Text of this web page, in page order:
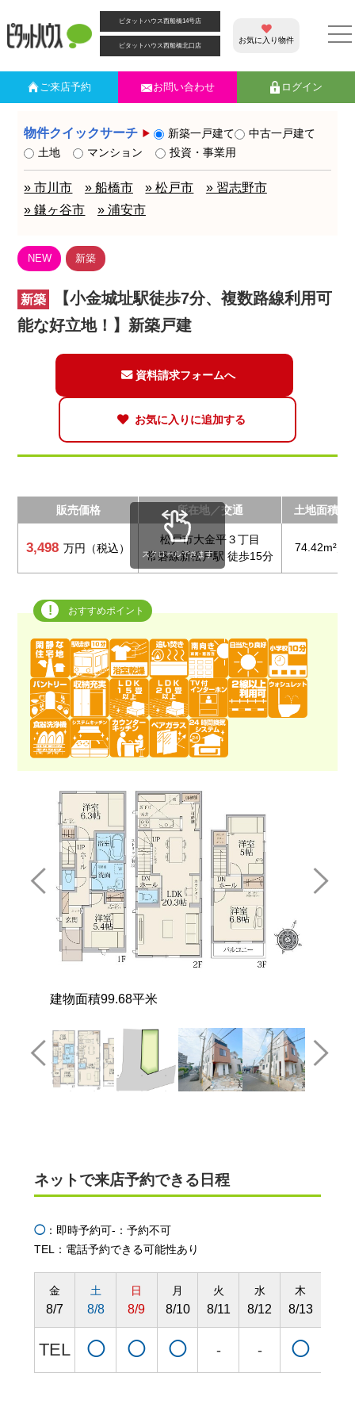
ピタットハウス西船橋14号店
ピタットハウス西船橋北口店
お気に入り物件
ご来店予約 お問い合わせ ログイン
物件クイックサーチ 新築一戸建て
中古一戸建て
土地
マンション 投資・事業用
» 市川市 » 船橋市 » 松戸市
» 習志野市
» 鎌ヶ谷市
» 浦安市
NEW 新築
新築
【小金城址駅徒歩7分、複数路線利用可
能な好立地！】新築戸建
資料請求フォームへ
お気に入りに追加する
販売価格 所在地／交通 土地面積／
3,498 万円（税込）
松戸市大金平３丁目
常磐線新松戸駅 徒歩15分
74.42m²／
スクロールできます
おすすめポイント
土地面積74.42平米
ネットで来店予約できる日程
◯：即時予約可-：予約不可
TEL：電話予約できる可能性あり
金
8/7
TEL
土
8/8
◯
日
8/9
◯
月
8/10
◯
火
8/11
-
水
8/12
-
木
8/13
◯